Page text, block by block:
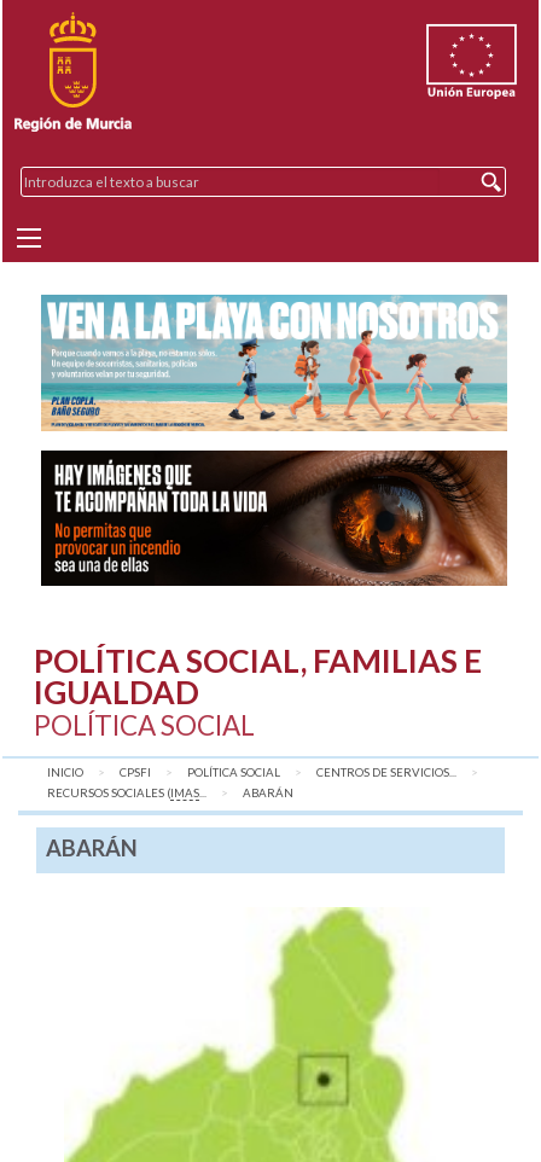
POLÍTICA SOCIAL, FAMILIAS E
IGUALDAD
POLÍTICA SOCIAL
INICIO CPSFI POLÍTICA SOCIAL
CENTROS DE SERVICIOS...
RECURSOS SOCIALES (IMAS AQUÍ:
ABARÁN
ABARÁN